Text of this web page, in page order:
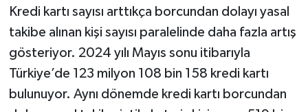
Kredi kartı sayısı arttıkça borcundan dolayı yasal
takibe alınan kişi sayısı paralelinde daha fazla artış
gösteriyor. 2024 yılı Mayıs sonu itibarıyla
Türkiye’de 123 milyon 108 bin 158 kredi kartı
bulunuyor. Aynı dönemde kredi kartı borcundan